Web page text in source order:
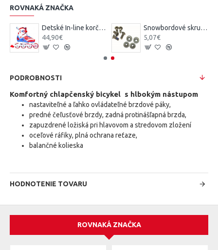
ROVNAKÁ ZNAČKA
Detské In-line korčule XOOM 1 - STUF
44,90€
Snowbordové skrutky a matičky
5,07€
PODROBNOSTI
Komfortný chlapčenský bicykel s hlbokým nástupom
nastaviteľné a ľahko ovládateľné brzdové páky,
predné čeľusťové brzdy, zadná protinášľapná brzda,
zapuzdrené ložiská pri hlavovom a stredovom zložení
oceľové ráfiky, plná ochrana reťaze,
balančné kolieska
HODNOTENIE TOVARU
ROVNAKÁ ZNAČKA